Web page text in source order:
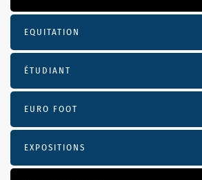
EQUITATION
ÉTUDIANT
EURO FOOT
EXPOSITIONS